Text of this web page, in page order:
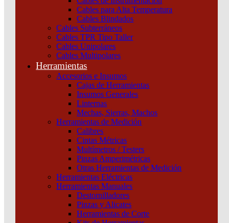
Cables para Alta Temperatura
Cables Blindados
Cables Subterráneos
Cables TPR Tipo Taller
Cables Unipolares
Cables Multipolares
Herramientas
Accesorios e Insumos
Cajas de Herramientas
Insumos Generales
Linternas
Mechas, Sierras, Machos
Herramientas de Medición
Calibres
Cintas Métricas
Multímetros / Testers
Pinzas Amperimétricas
Otras Herramientas de Medición
Herramientas Eléctricas
Herramientas Manuales
Destornilladores
Pinzas y Alicates
Herramientas de Corte
Automatización y Control/Variadores
VARIADOR IP55 380/480VCA 0,75KW ETH+SECC
VARIADOR IP55 380/480VCA 0,75KW
ETH+SECC Schneider
Variadores de velocidadSKU:ATV950U07N4E